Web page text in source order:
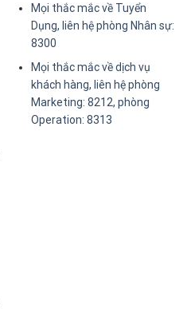
Mọi thắc mắc về Tuyển
Dụng, liên hệ phòng Nhân sự:
8300
Mọi thắc mắc về dịch vụ
khách hàng, liên hệ phòng
Marketing: 8212, phòng
Operation: 8313